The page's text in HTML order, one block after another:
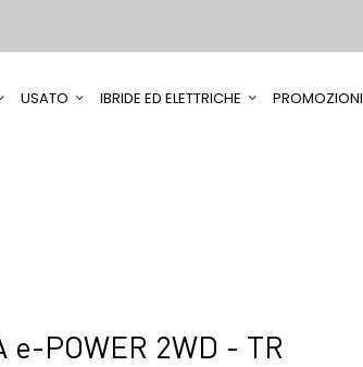
USATO IBRIDE ED ELETTRICHE PROMOZIONI
e-POWER 2WD - TR